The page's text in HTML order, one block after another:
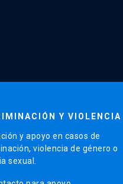
Y VIOLENCIA
y apoyo en casos de
violencia de género o
sexual.